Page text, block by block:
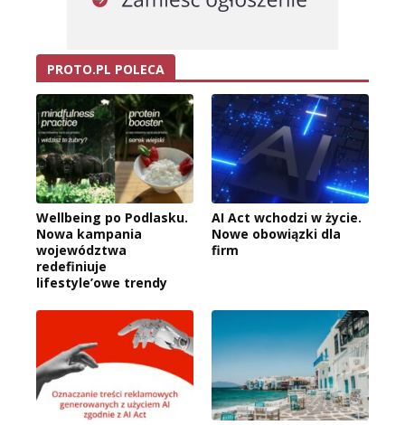
PROTO.PL POLECA
Wellbeing po Podlasku.
Nowa kampania
województwa
redefiniuje
lifestyle’owe trendy
AI Act wchodzi w życie.
Nowe obowiązki dla
firm